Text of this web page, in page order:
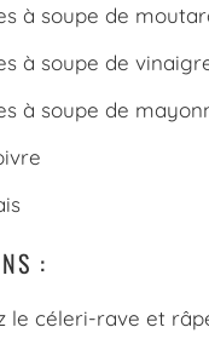
à soupe de
à soupe de
à soupe de
:
le céleri-rave et